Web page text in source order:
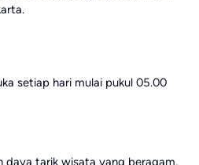
setiap hari mulai pukul 05.00
daya tarik wisata yang beragam,